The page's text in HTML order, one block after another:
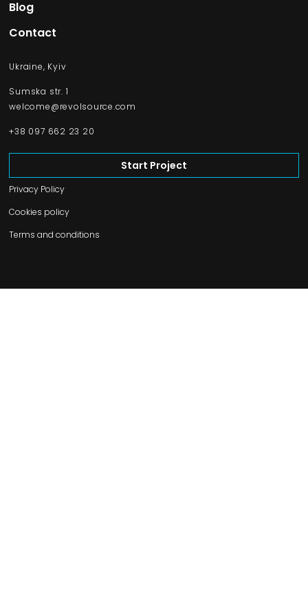
Blog
Contact
Ukraine, Kyiv
Sumska str. 1
welcome@revolsource.com
+38 097 662 23 20
Start Project
Privacy Policy
Cookies policy
Terms and conditions